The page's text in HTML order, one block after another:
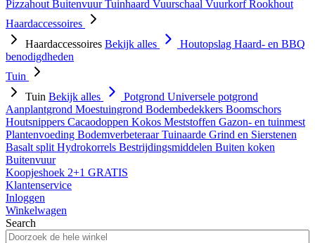
Pizzahout BuitenvuurTuinhaard Vuurschaal VuurkorfRookhout
Haardaccessoires
Haardaccessoires Bekijk alles Houtopslag Haard- en BBQ
benodigdheden
Tuin
Tuin Bekijk alles Potgrond Universele potgrond
Aanplantgrond Moestuingrond Bodembedekkers Boomschors
Houtsnippers Cacaodoppen Kokos Meststoffen Gazon- en tuinmest
Plantenvoeding BodemverbeteraarTuinaarde Grind en Sierstenen
Basalt split Hydrokorrels Bestrijdingsmiddelen Buiten koken
Buitenvuur
Koopjeshoek 2+1 GRATIS
Klantenservice
Inloggen
Winkelwagen
Search